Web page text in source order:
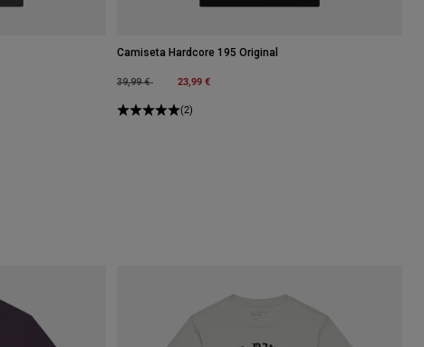
Camiseta Hardcore 195 Original
Price reduced from
39,99 €to 23,99 €
(2)